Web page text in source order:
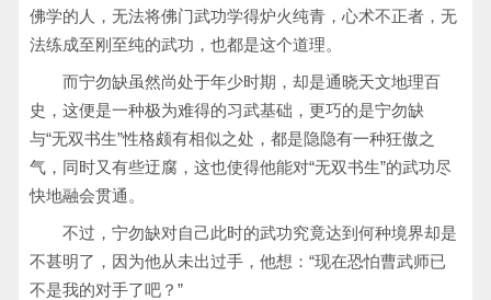
佛学的人，无法将佛门武功学得炉火纯青，心术不正者，无
法练成至刚至纯的武功，也都是这个道理。
而宁勿缺虽然尚处于年少时期，却是通晓天文地理百
史，这便是一种极为难得的习武基础，更巧的是宁勿缺
与“无双书生”性格颇有相似之处，都是隐隐有一种狂傲之
气，同时又有些迂腐，这也使得他能对“无双书生”的武功尽
快地融会贯通。
不过，宁勿缺对自己此时的武功究竟达到何种境界却是
不甚明了，因为他从未出过手，他想：“现在恐怕曹武师已
不是我的对手了吧？”